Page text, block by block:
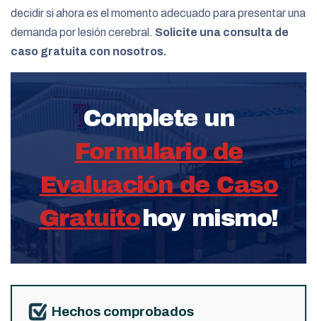
decidir si ahora es el momento adecuado para presentar una
demanda por lesión cerebral. Solicite una consulta de
caso gratuita con nosotros.
Complete un
Formulario de
Evaluación de Caso
Gratuitohoy mismo!
Hechos comprobados